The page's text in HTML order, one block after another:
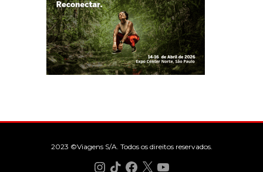
2023 ©Viagens S/A. Todos os direitos reservados.
Instagram
TikTokFacebook
X YouTube